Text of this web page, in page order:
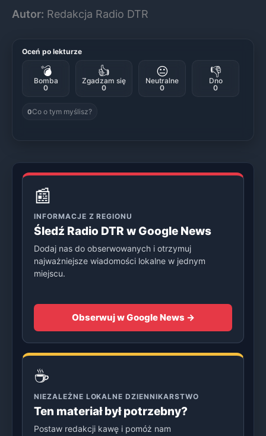
Autor: Redakcja Radio DTR
Oceń po lekturze
💣
Bomba
0
👍
Zgadzam się
0
😐
Neutralne
0
👎
Dno
0
0Co o tym myślisz?
📰
INFORMACJE Z REGIONU
Śledź Radio DTR w Google News
Dodaj nas do obserwowanych i otrzymuj
najważniejsze wiadomości lokalne w jednym
miejscu.
Obserwuj w Google News →
☕
NIEZALEŻNE LOKALNE DZIENNIKARSTWO
Ten materiał był potrzebny?
Postaw redakcji kawę i pomóż nam